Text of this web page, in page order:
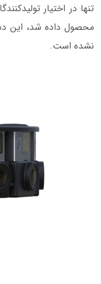
تنها در اختیار
محصول داده شد، این
نشده است.